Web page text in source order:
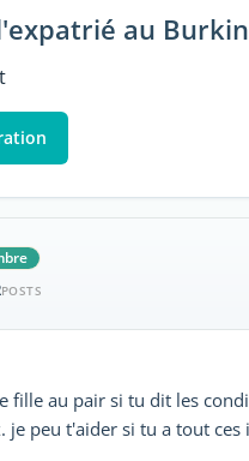
au
POSTS
fille au pair si tu dit les
je peu t'aider si tu a tout ces